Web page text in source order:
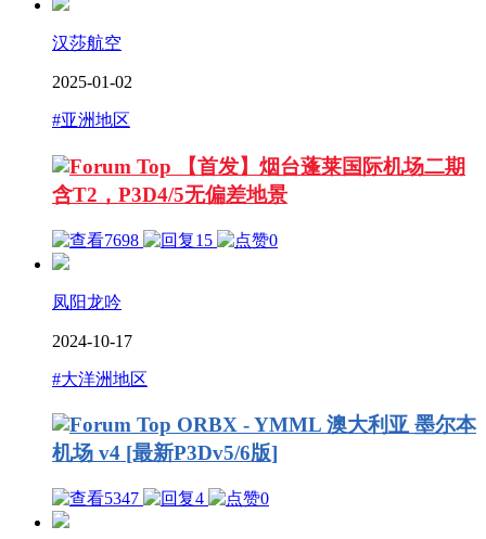
汉莎航空
2025-01-02
#亚洲地区
【首发】烟台蓬莱国际机场二期
含T2，P3D4/5无偏差地景
7698 15 0
凤阳龙吟
2024-10-17
#大洋洲地区
ORBX - YMML 澳大利亚 墨尔本
机场 v4 [最新P3Dv5/6版]
5347 4 0